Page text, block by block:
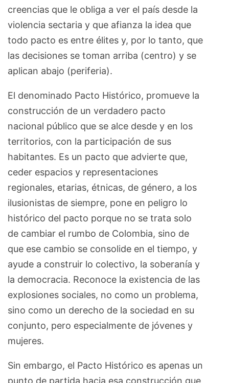
creencias que le obliga a ver el país desde la
violencia sectaria y que afianza la idea que
todo pacto es entre élites y, por lo tanto, que
las decisiones se toman arriba (centro) y se
aplican abajo (periferia).
El denominado Pacto Histórico, promueve la
construcción de un verdadero pacto
nacional público que se alce desde y en los
territorios, con la participación de sus
habitantes. Es un pacto que advierte que,
ceder espacios y representaciones
regionales, etarias, étnicas, de género, a los
ilusionistas de siempre, pone en peligro lo
histórico del pacto porque no se trata solo
de cambiar el rumbo de Colombia, sino de
que ese cambio se consolide en el tiempo, y
ayude a construir lo colectivo, la soberanía y
la democracia. Reconoce la existencia de las
explosiones sociales, no como un problema,
sino como un derecho de la sociedad en su
conjunto, pero especialmente de jóvenes y
mujeres.
Sin embargo, el Pacto Histórico es apenas un
punto de partida hacia esa construcción que